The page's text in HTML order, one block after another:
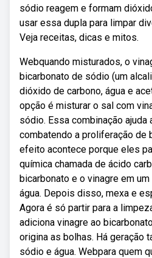
sódio reagem e formam
usar essa dupla para limpar
Veja receitas, dicas e mitos.
Webquando misturados, o
bicarbonato de sódio (um
dióxido de carbono, água e
opção é misturar o sal com
sódio. Essa combinação
combatendo a proliferação de
efeito acontece porque eles
química chamada de ácido
bicarbonato e o vinagre em
água. Depois disso, mexa e
Agora é só partir para a
adiciona vinagre ao
origina as bolhas. Há geração
sódio e água. Webpara quem